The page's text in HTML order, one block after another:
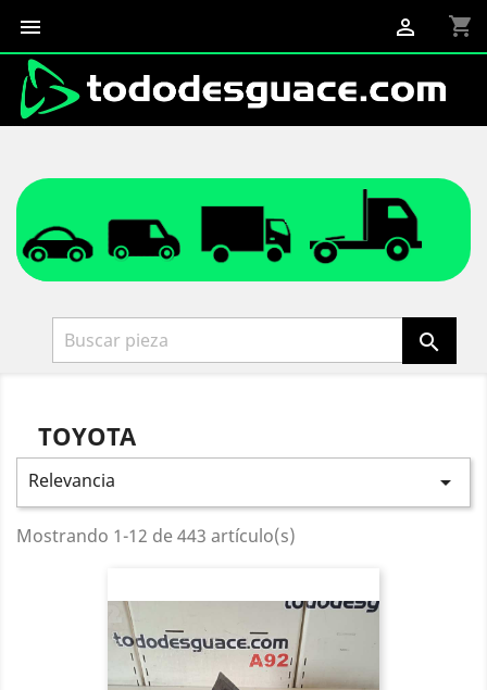
 shopping_cart


TOYOTA
Relevancia 
Mostrando 1-12 de 443 artículo(s)